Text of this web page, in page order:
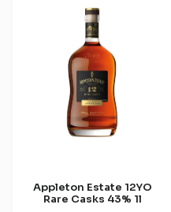
Appleton Estate 12YO
Rare Casks 43% 1l